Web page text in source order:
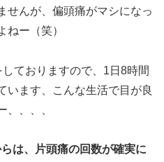
せんが、偏頭痛がマシになっ
ねー（笑）
ておりますので、1日8時間
います、こんな生活で目が良
、、、、
は、片頭痛の回数が確実に